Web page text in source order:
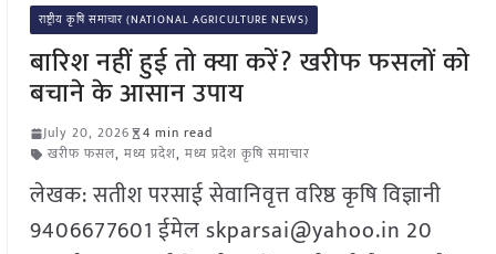
राष्ट्रीय कृषि समाचार (NATIONAL AGRICULTURE NEWS)
बारिश नहीं हुई तो क्या करें? खरीफ फसलों को
बचाने के आसान उपाय
July 20, 2026
4 min read
खरीफ फसल, मध्य प्रदेश, मध्य प्रदेश कृषि समाचार
लेखक: सतीश परसाई सेवानिवृत्त वरिष्ठ कृषि विज्ञानी
9406677601 ईमेल skparsai@yahoo.in 20